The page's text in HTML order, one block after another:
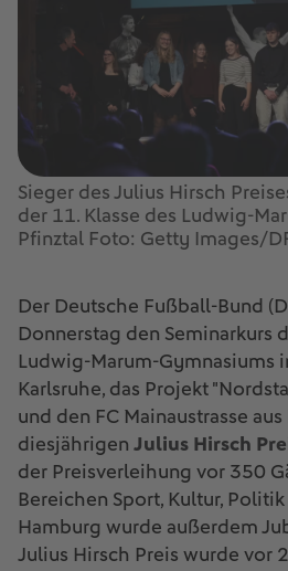
Sieger des Julius Hirsch
der 11. Klasse des Ludwig-
Pfinztal Foto: Getty Images/
Der Deutsche Fußball-Bund
Donnerstag den Seminarkurs
Ludwig-Marum-Gymnasiums
Karlsruhe, das Projekt
und den FC Mainaustrasse
diesjährigen Julius Hirsch
der Preisverleihung vor 350
Bereichen Sport, Kultur,
Hamburg wurde außerdem
Julius Hirsch Preis wurde vor